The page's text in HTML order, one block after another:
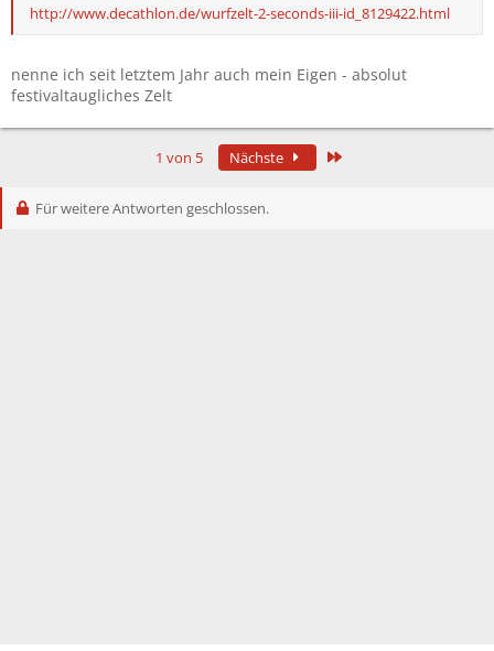
http://www.decathlon.de/wurfzelt-2-seconds-iii-id_8129422.html
nenne ich seit letztem Jahr auch mein Eigen - absolut
festivaltaugliches Zelt
1 von 5 Nächste
Für weitere Antworten geschlossen.